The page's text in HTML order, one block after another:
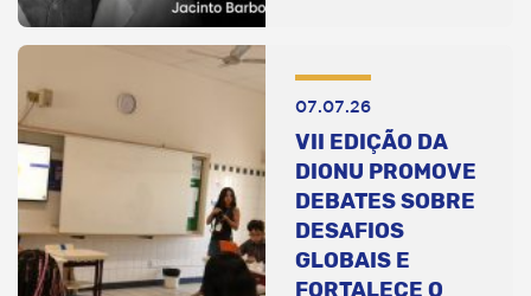
07.07.26
VII EDIÇÃO DA
DIONU PROMOVE
DEBATES SOBRE
DESAFIOS
GLOBAIS E
FORTALECE O